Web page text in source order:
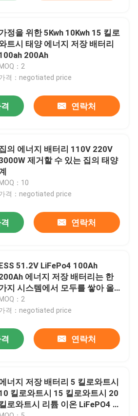
4 전지
정을 위한 5Kwh 10Kwh 15 킬로
트시 태양 에너지 저장 배터리
200Ah
MOQ：2
격：negotiated price
연락처
의 에너지 배터리 110V 220V
제거할 수 있는 집의 태양
MOQ：10
격：negotiated price
연락처
51.2V LiFePo4 100Ah
에너지 저장 배터리는 한
지 시스템에서 모두를 쌓아 올렸
니다
MOQ：2
격：negotiated price
연락처
너지 저장 배터리 5 킬로와트시
킬로와트시 15 킬로와트시 20
로와트시 리튬 이온 LiFePO4 가